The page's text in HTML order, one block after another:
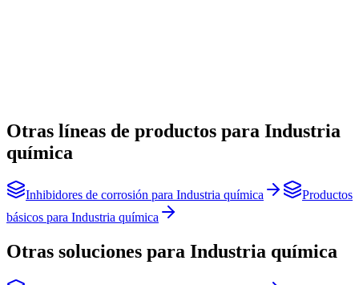
Otras líneas de productos para Industria
química
Inhibidores de corrosión para Industria química
Productos
básicos para Industria química
Otras soluciones para Industria química